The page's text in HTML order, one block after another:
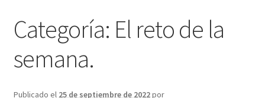
Categoría: El reto de la
semana.
Publicado el 25 de septiembre de 2022por